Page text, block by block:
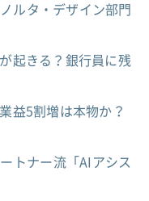
ルタ・デザイン部門
起きる？銀行員に残
益5割増は本物か？
トナー流「AIアシス